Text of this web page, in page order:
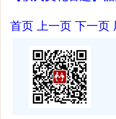
首页 上一页 下一页